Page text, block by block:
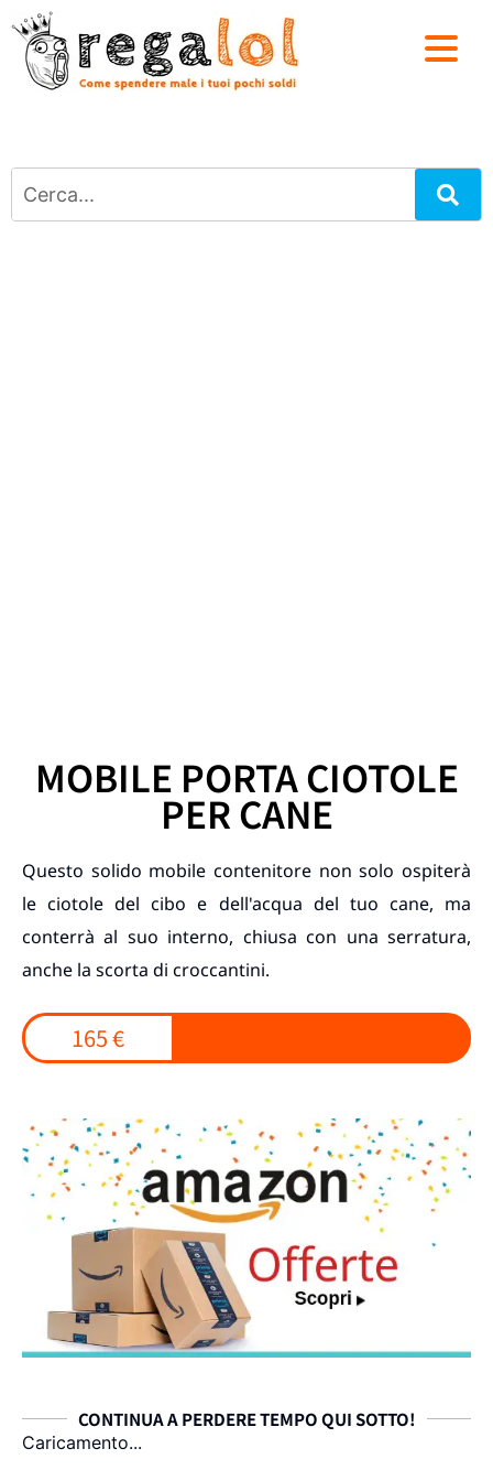
MOBILE PORTA CIOTOLE
PER CANE
Questo solido mobile contenitore non solo ospiterà
le ciotole del cibo e dell'acqua del tuo cane, ma
conterrà al suo interno, chiusa con una serratura,
anche la scorta di croccantini.
165 €
CONTINUA A PERDERE TEMPO QUI SOTTO!
Caricamento...